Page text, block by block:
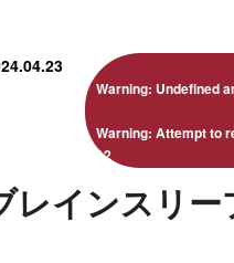
Warning: Undefined
Warning: Attempt to
12
レインスリー